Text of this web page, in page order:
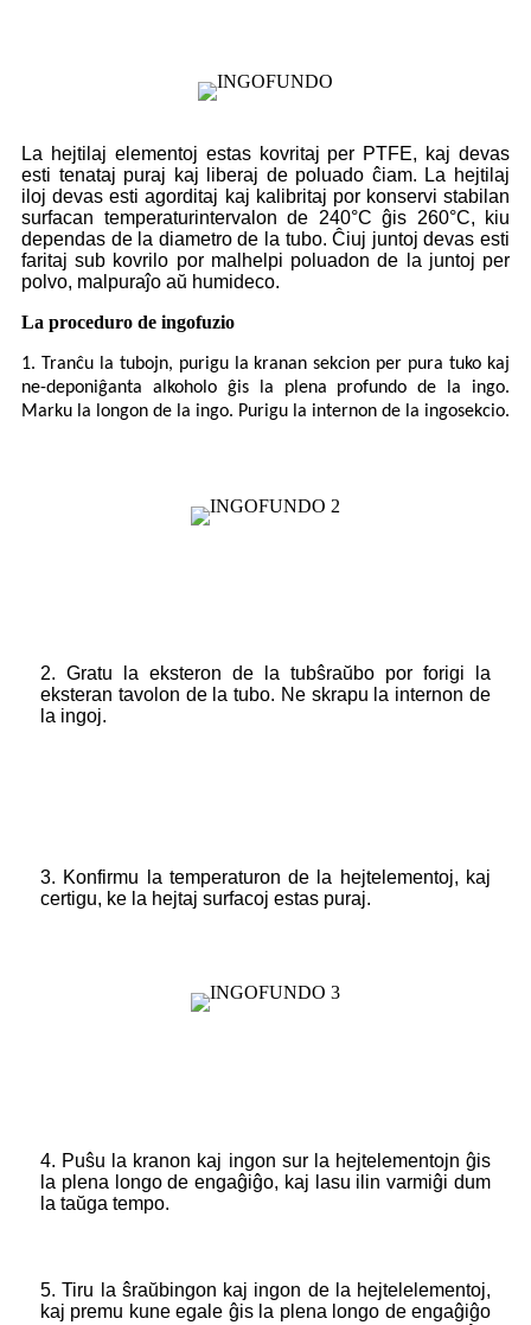
La hejtilaj elementoj estas kovritaj per PTFE, kaj devas
esti tenataj puraj kaj liberaj de poluado ĉiam. La hejtilaj
iloj devas esti agorditaj kaj kalibritaj por konservi stabilan
surfacan temperaturintervalon de 240°C ĝis 260°C, kiu
dependas de la diametro de la tubo. Ĉiuj juntoj devas esti
faritaj sub kovrilo por malhelpi poluadon de la juntoj per
polvo, malpuraĵo aŭ humideco.
La proceduro de ingofuzio
1. Tranĉu la tubojn, purigu la kranan sekcion per pura tuko kaj
ne-deponiĝanta alkoholo ĝis la plena profundo de la ingo.
Marku la longon de la ingo. Purigu la internon de la ingosekcio.
2. Gratu la eksteron de la tubŝraŭbo por forigi la
eksteran tavolon de la tubo. Ne skrapu la internon de
la ingoj.
3. Konfirmu la temperaturon de la hejtelementoj, kaj
certigu, ke la hejtaj surfacoj estas puraj.
4. Puŝu la kranon kaj ingon sur la hejtelementojn ĝis
la plena longo de engaĝiĝo, kaj lasu ilin varmiĝi dum
la taŭga tempo.
5. Tiru la ŝraŭbingon kaj ingon de la hejtelelementoj,
kaj premu kune egale ĝis la plena longo de engaĝiĝo